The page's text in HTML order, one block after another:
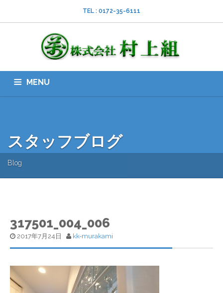
TEL : 0172-35-6111
MENU
スタッフブログ
Blog
317501_004_006
2017年7月24日 kk-murakami